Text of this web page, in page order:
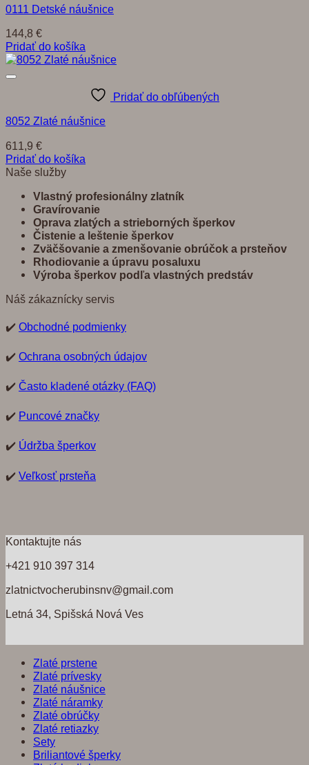
0111 Detské náušnice
144,8 €
Pridať do košíka
Pridať do obľúbených
8052 Zlaté náušnice
611,9 €
Pridať do košíka
Naše služby
Vlastný profesionálny zlatník
Gravírovanie
Oprava zlatých a strieborných šperkov
Čistenie a leštenie šperkov
Zväčšovanie a zmenšovanie obrúčok a prsteňov
Rhodiovanie a úpravu posaluxu
Výroba šperkov podľa vlastných predstáv
Náš zákaznícky servis
✔️ Obchodné podmienky
✔️ Ochrana osobných údajov
✔️ Často kladené otázky (FAQ)
✔️ Puncové značky
✔️ Údržba šperkov
✔️ Veľkosť prsteňa
Kontaktujte nás
+421 910 397 314
zlatnictvocherubinsnv@gmail.com
Letná 34, Spišská Nová Ves
Zlaté prstene
Zlaté prívesky
Zlaté náušnice
Zlaté náramky
Zlaté obrúčky
Zlaté retiazky
Sety
Briliantové šperky